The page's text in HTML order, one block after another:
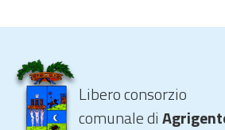
Libero consorzio
comunale di